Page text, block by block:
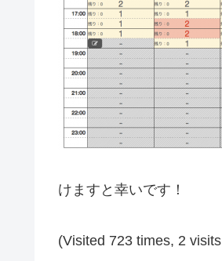
けますと幸いです！
(Visited 723 times, 2